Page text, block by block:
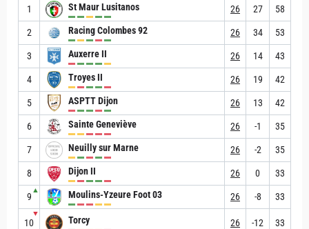
1 St Maur Lusitanos 26 27 58
2 Racing Colombes 92 26 34 53
3 Auxerre II 26 14 43
4 Troyes II 26 19 42
5 ASPTT Dijon 26 13 42
6 Sainte Geneviève 26 -1 35
7 Neuilly sur Marne 26 -2 35
8 Dijon II 26 0 33
9
▲ Moulins-Yzeure Foot 03 26 -8 33
10
▼
Torcy 26 -12 33